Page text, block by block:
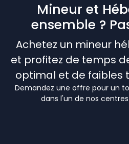
Mineur et
ensemble ?
Achetez un mineur
et profitez de temps
optimal et de faibles
Demandez une offre pour un
dans l'un de nos